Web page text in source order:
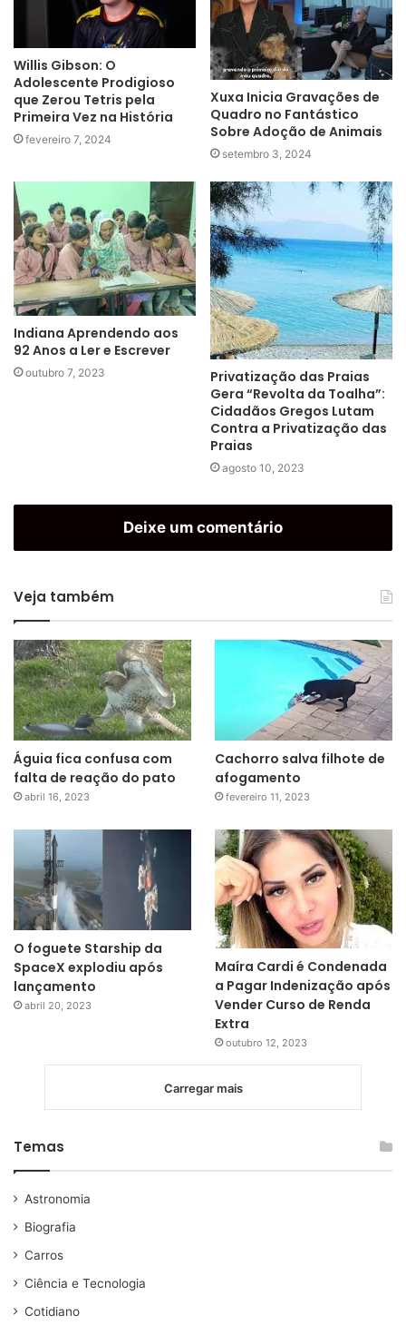
Willis Gibson: O
Adolescente Prodigioso
que Zerou Tetris pela
Primeira Vez na História
fevereiro 7, 2024
Xuxa Inicia Gravações de
Quadro no Fantástico
Sobre Adoção de Animais
setembro 3, 2024
Indiana Aprendendo aos
92 Anos a Ler e Escrever
outubro 7, 2023
Privatização das Praias
Gera “Revolta da Toalha”:
Cidadãos Gregos Lutam
Contra a Privatização das
Praias
agosto 10, 2023
Deixe um comentário
Veja também
Águia fica confusa com
falta de reação do pato
abril 16, 2023
Cachorro salva filhote de
afogamento
fevereiro 11, 2023
O foguete Starship da
SpaceX explodiu após
lançamento
abril 20, 2023
Maíra Cardi é Condenada
a Pagar Indenização após
Vender Curso de Renda
Extra
outubro 12, 2023
Carregar mais
Temas
Astronomia
Biografia
Carros
Ciência e Tecnologia
Cotidiano